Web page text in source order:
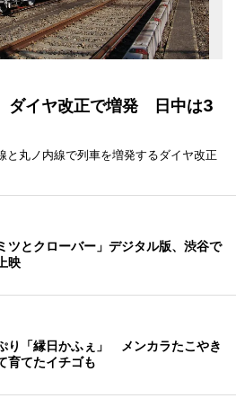
ダイヤ改正で増発 日中は3
と丸ノ内線で列車を増発するダイヤ改正
ツとクローバー」デジタル版、渋谷で
映
り「縁日かふぇ」 メンカラたこやき
育てたイチゴも